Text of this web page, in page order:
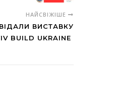
НАЙСВІЖІШЕ
ВИСТАВКУ
BUILD UKRAINE